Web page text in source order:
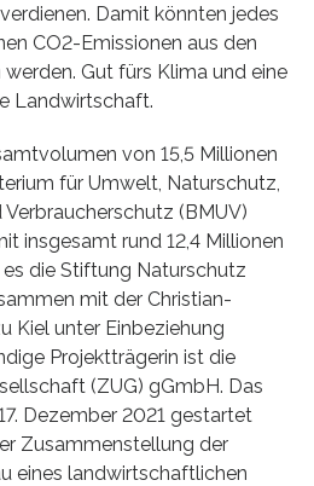
Damit könnten jedes
CO2-Emissionen aus den
Gut fürs Klima und eine
Landwirtschaft.
von 15,5 Millionen
für Umwelt, Naturschutz,
(BMUV)
insgesamt rund 12,4 Millionen
die Stiftung Naturschutz
mit der Christian-
Kiel unter Einbeziehung
Projektträgerin ist die
(ZUG) gGmbH. Das
Dezember 2021 gestartet
Zusammenstellung der
eines landwirtschaftlichen